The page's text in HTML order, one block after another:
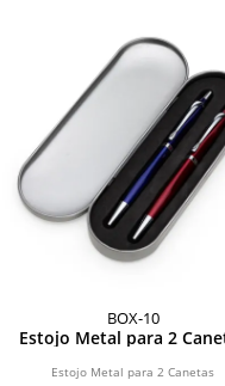
BOX-10
Estojo Metal para 2
Estojo Metal para 2 Canetas